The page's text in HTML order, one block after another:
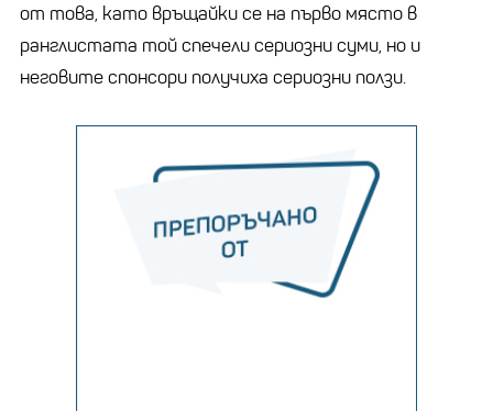
от това, като връщайки се на първо място в
ранглистата той спечели сериозни суми, но и
неговите спонсори получиха сериозни ползи.